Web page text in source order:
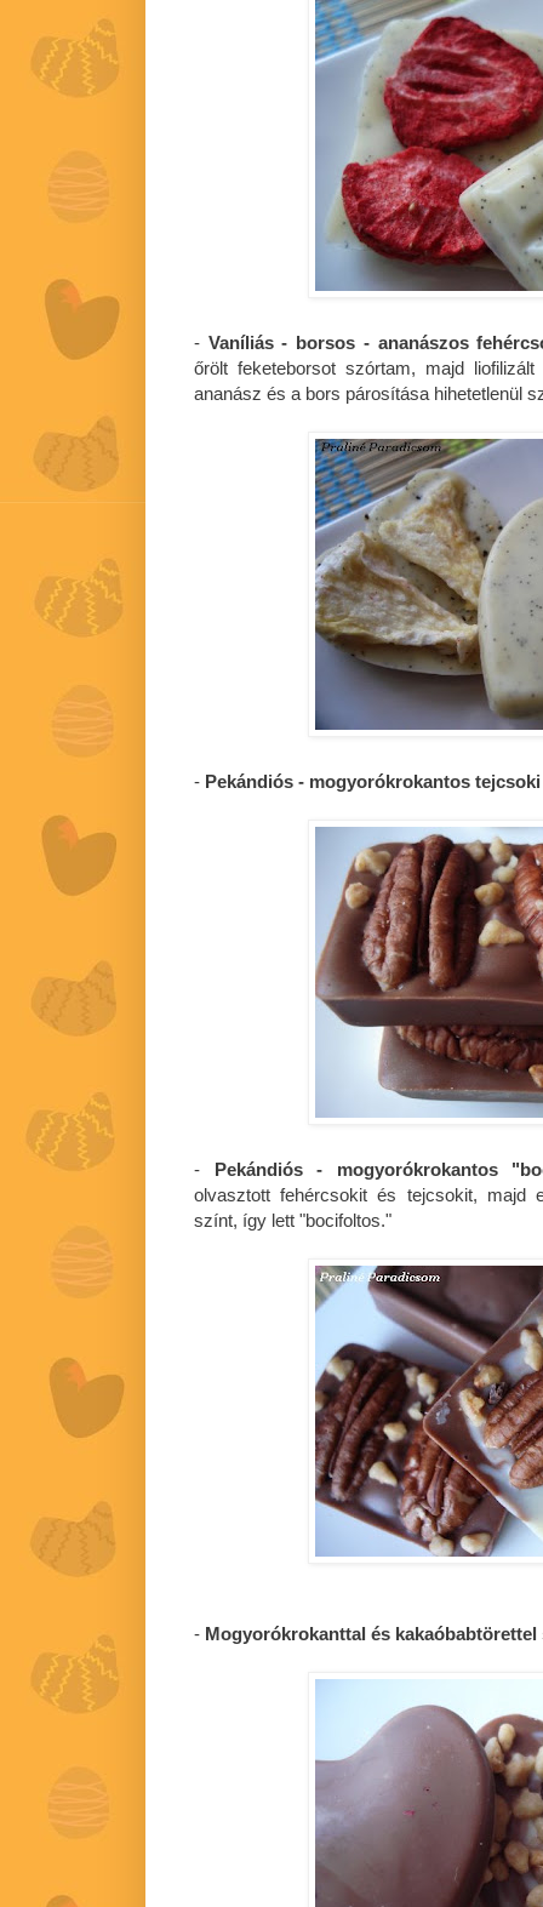
- Vaníliás - borsos - ananászos
őrölt feketeborsot szórtam, majd
ananász és a bors párosítása hihetetlenül
- Pekándiós - mogyorókrokantos tejcsoki
- Pekándiós - mogyorókrokantos
olvasztott fehércsokit és tejcsokit, majd
színt, így lett "bocifoltos."
- Mogyorókrokanttal és